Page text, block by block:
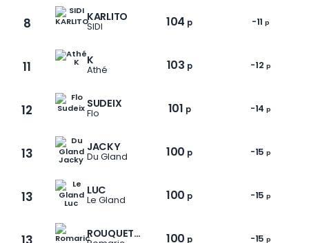
8 KARLITO
SIDI 104 p -11 p
11 K
Athé 103 p -12 p
12 SUDEIX
Flo 101 p -14 p
13 JACKY
Du Gland 100 p -15 p
13 LUC
Le Gland 100 p -15 p
ROUQUETTE 100 p -15 p